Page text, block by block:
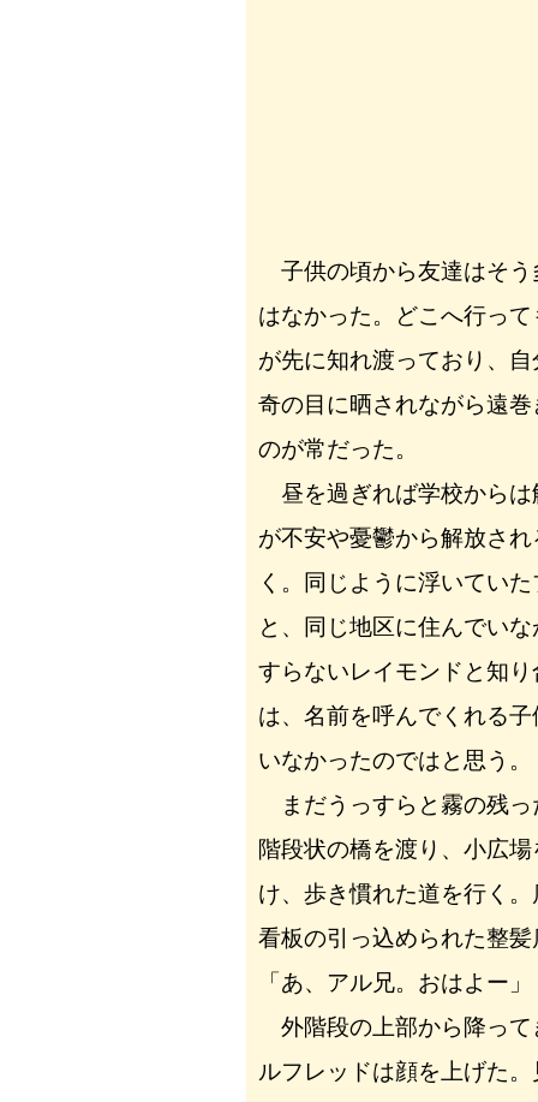
子供の頃から友達はそう
はなかった。どこへ行っ
が先に知れ渡っており、
奇の目に晒されながら遠
のが常だった。
昼を過ぎれば学校からは
が不安や憂鬱から解放さ
く。同じように浮いてい
と、同じ地区に住んでい
すらないレイモンドと知
は、名前を呼んでくれる
いなかったのではと思う。
まだうっすらと霧の残っ
階段状の橋を渡り、小広
け、歩き慣れた道を行く
看板の引っ込められた整髪
「あ、アル兄。おはよー」
外階段の上部から降って
ルフレッドは顔を上げた